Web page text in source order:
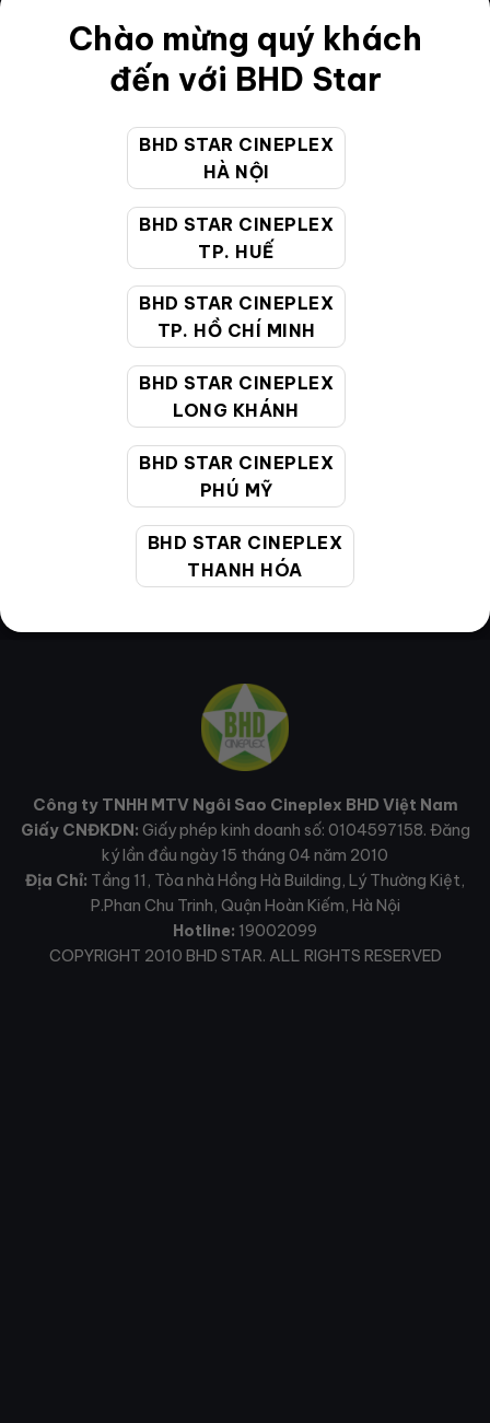
Chào mừng quý khách
đến với BHD Star
BHD STAR CINEPLEX
HÀ NỘI
BHD STAR CINEPLEX
TP. HUẾ
BHD STAR CINEPLEX
TP. HỒ CHÍ MINH
BHD STAR CINEPLEX
LONG KHÁNH
BHD STAR CINEPLEX
PHÚ MỸ
BHD STAR CINEPLEX
THANH HÓA
Điều khoản
Hướng dẫn đặt vé trực tuyến
Quy định và chính sách chung
Chính sách bảo vệ thông tin cá nhân của người tiêu
CHĂM SÓC KHÁCH HÀNG
19002099
Giờ làm việc: 9:00 - 22:00 (Tất cả các ngày bao
cskh@bhdstar.vn
Công ty TNHH MTV Ngôi Sao Cineplex BHD Việt Nam
Giấy CNĐKDN: Giấy phép kinh doanh số: 0104597158. Đăng
ký lần đầu ngày 15 tháng 04 năm 2010
Địa Chỉ: Tầng 11, Tòa nhà Hồng Hà Building, Lý Thường Kiệt,
P.Phan Chu Trinh, Quận Hoàn Kiếm, Hà Nội
Hotline: 19002099
COPYRIGHT 2010 BHD STAR. ALL RIGHTS RESERVED